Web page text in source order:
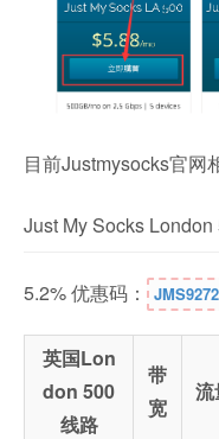
目前Justmysocks官网
Just My Socks
5.2% 优惠码：
英国Lon
don 500
线路
带
宽
流